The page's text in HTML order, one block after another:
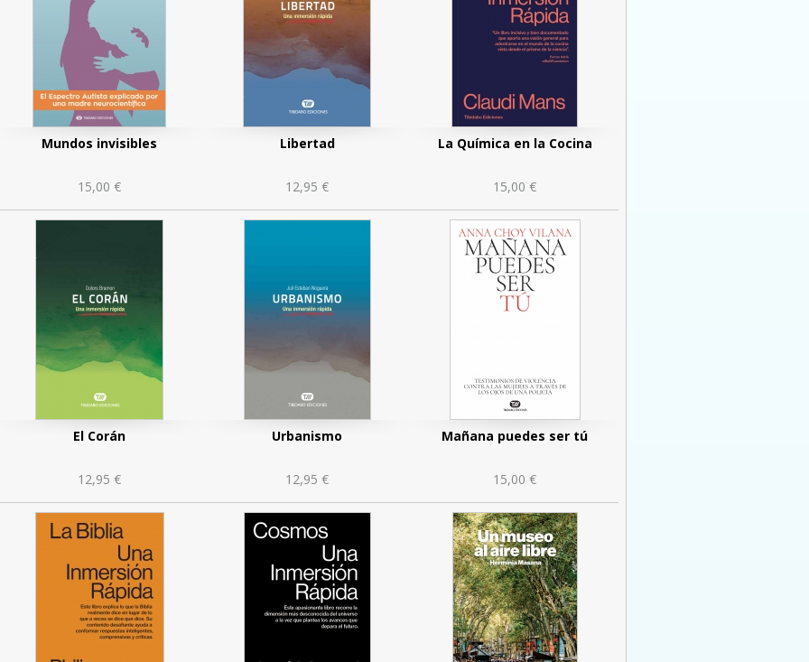
Mundos invisibles
15,00 €
Libertad
12,95 €
La Química en la Cocina
15,00 €
El Corán
12,95 €
Urbanismo
12,95 €
Mañana puedes ser tú
15,00 €